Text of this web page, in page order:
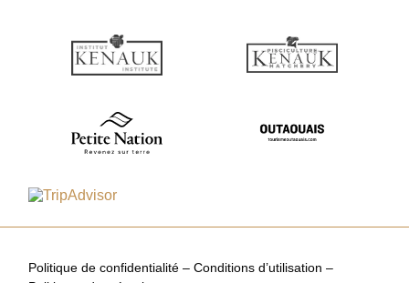
Politique de confidentialité –Conditions d’utilisation –